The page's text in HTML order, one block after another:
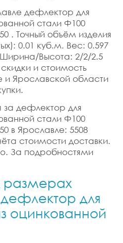
дефлектор для
стали Ф100
. Точный объём изделия
0.01 куб.м. Вес: 0.597
Высота: 2/2/2.5
и стоимость
и Ярославской области
за дефлектор для
стали Ф100
в Ярославле: 5508
стоимости доставки.
За подробностями
размерах
для
оцинкованной